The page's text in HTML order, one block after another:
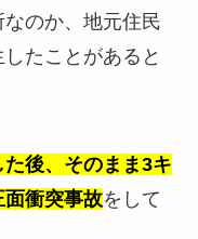
のか、地元住民
たことがあると
後、そのまま3キ
面衝突事故をして